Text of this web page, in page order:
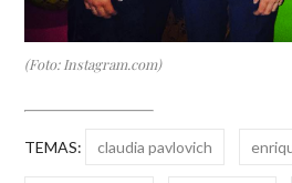
(Foto: Instagram.com)
TEMAS: claudia pavlovich